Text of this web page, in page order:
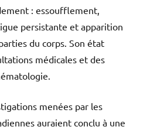
: essoufflement,
persistante et apparition
du corps. Son état
médicales et des
menées par les
auraient conclu à une